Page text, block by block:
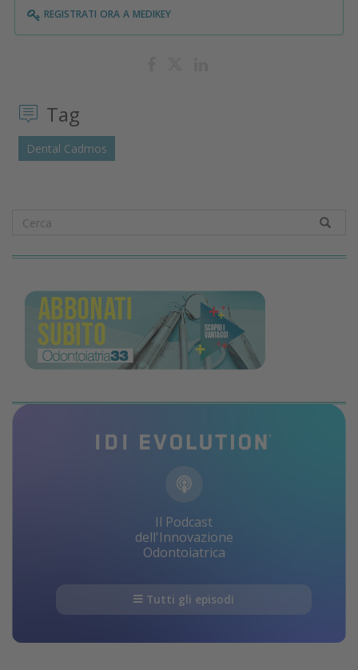
registrati ora a medikey
Tag
Dental Cadmos
Il Podcast
dell'Innovazione
Odontoiatrica
Tutti gli episodi